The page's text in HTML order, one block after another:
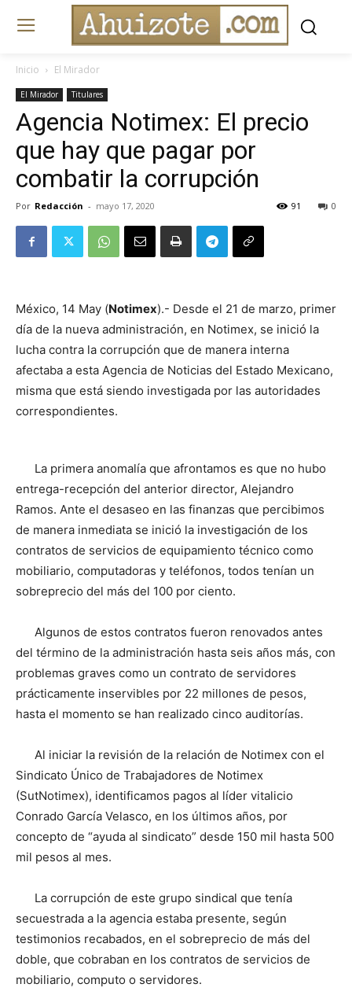
Inicio El Mirador
El Mirador Titulares
Agencia Notimex: El precio
que hay que pagar por
combatir la corrupción
Por Redacción - mayo 17, 2020 0
91
México, 14 May (Notimex).- Desde el 21 de marzo, primer
día de la nueva administración, en Notimex, se inició la
lucha contra la corrupción que de manera interna
afectaba a esta Agencia de Noticias del Estado Mexicano,
misma que está siendo investigada por las autoridades
correspondientes.
La primera anomalía que afrontamos es que no hubo
entrega-recepción del anterior director, Alejandro
Ramos. Ante el desaseo en las finanzas que percibimos
de manera inmediata se inició la investigación de los
contratos de servicios de equipamiento técnico como
mobiliario, computadoras y teléfonos, todos tenían un
sobreprecio del más del 100 por ciento.
Algunos de estos contratos fueron renovados antes
del término de la administración hasta seis años más, con
problemas graves como un contrato de servidores
prácticamente inservibles por 22 millones de pesos,
hasta el momento se han realizado cinco auditorías.
Al iniciar la revisión de la relación de Notimex con el
Sindicato Único de Trabajadores de Notimex
(SutNotimex), identificamos pagos al líder vitalicio
Conrado García Velasco, en los últimos años, por
concepto de “ayuda al sindicato” desde 150 mil hasta 500
mil pesos al mes.
La corrupción de este grupo sindical que tenía
secuestrada a la agencia estaba presente, según
testimonios recabados, en el sobreprecio de más del
doble, que cobraban en los contratos de servicios de
mobiliario, computo o servidores.